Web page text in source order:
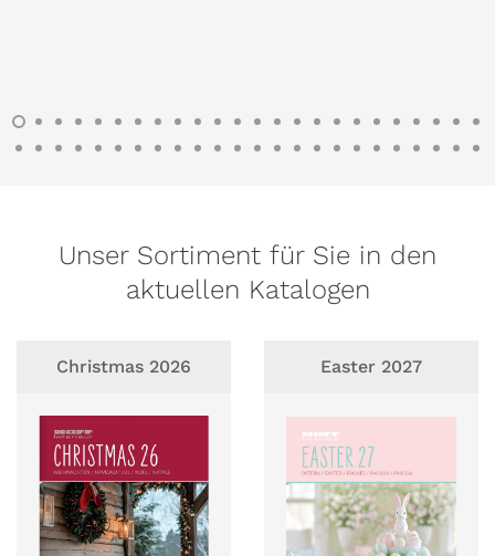
Unser Sortiment für Sie in den
aktuellen Katalogen
Christmas 2026 Easter 2027